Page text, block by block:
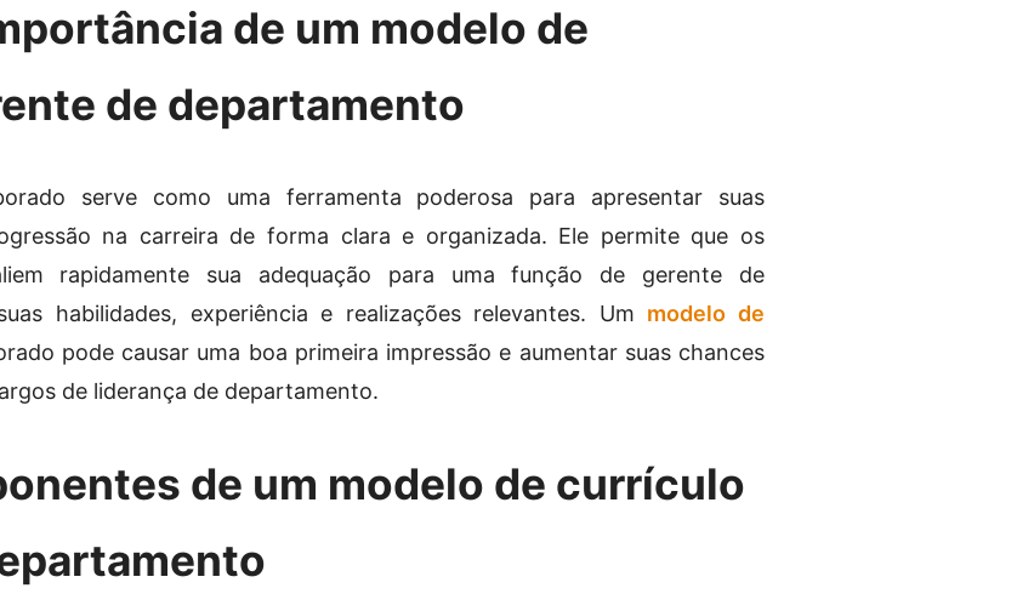
de um modelo de
de departamento
serve como uma ferramenta poderosa para apresentar suas
na carreira de forma clara e organizada. Ele permite que os
rapidamente sua adequação para uma função de gerente de
habilidades, experiência e realizações relevantes. Um modelo de
pode causar uma boa primeira impressão e aumentar suas chances
de liderança de departamento.
de um modelo de currículo